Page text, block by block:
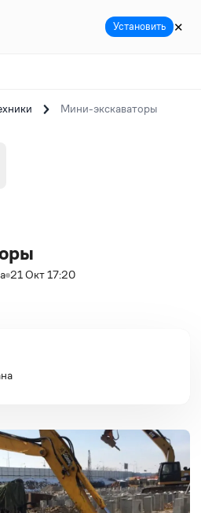
Мини-экскаваторы
21 Окт 17:20
Установить ✕